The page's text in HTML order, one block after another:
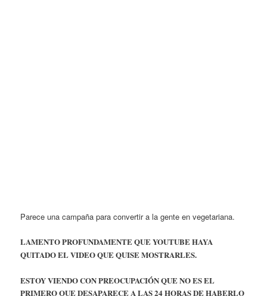
Parece una campaña para convertir a la gente en vegetariana.
LAMENTO PROFUNDAMENTE QUE YOUTUBE HAYA
QUITADO EL VIDEO QUE QUISE MOSTRARLES.
ESTOY VIENDO CON PREOCUPACIÓN QUE NO ES EL
PRIMERO QUE DESAPARECE A LAS 24 HORAS DE HABERLO